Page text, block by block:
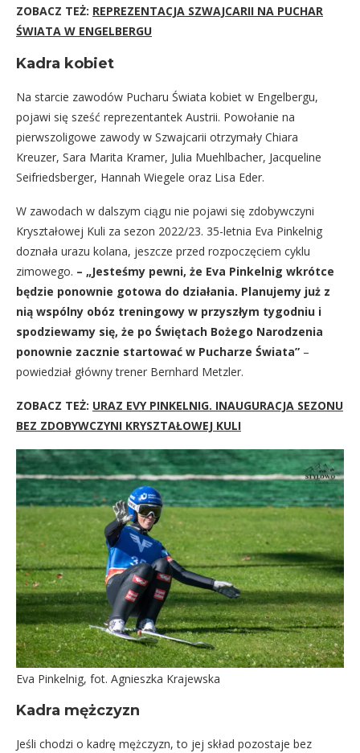
ZOBACZ TEŻ: REPREZENTACJA SZWAJCARII NA PUCHAR
ŚWIATA W ENGELBERGU
Kadra kobiet
Na starcie zawodów Pucharu Świata kobiet w Engelbergu,
pojawi się sześć reprezentantek Austrii. Powołanie na
pierwszoligowe zawody w Szwajcarii otrzymały Chiara
Kreuzer, Sara Marita Kramer, Julia Muehlbacher, Jacqueline
Seifriedsberger, Hannah Wiegele oraz Lisa Eder.
W zawodach w dalszym ciągu nie pojawi się zdobywczyni
Kryształowej Kuli za sezon 2022/23. 35-letnia Eva Pinkelnig
doznała urazu kolana, jeszcze przed rozpoczęciem cyklu
zimowego. – „Jesteśmy pewni, że Eva Pinkelnig wkrótce
będzie ponownie gotowa do działania. Planujemy już z
nią wspólny obóz treningowy w przyszłym tygodniu i
spodziewamy się, że po Świętach Bożego Narodzenia
ponownie zacznie startować w Pucharze Świata” –
powiedział główny trener Bernhard Metzler.
ZOBACZ TEŻ: URAZ EVY PINKELNIG. INAUGURACJA SEZONU
BEZ ZDOBYWCZYNI KRYSZTAŁOWEJ KULI
Eva Pinkelnig, fot. Agnieszka Krajewska
Kadra mężczyzn
Jeśli chodzi o kadrę mężczyzn, to jej skład pozostaje bez